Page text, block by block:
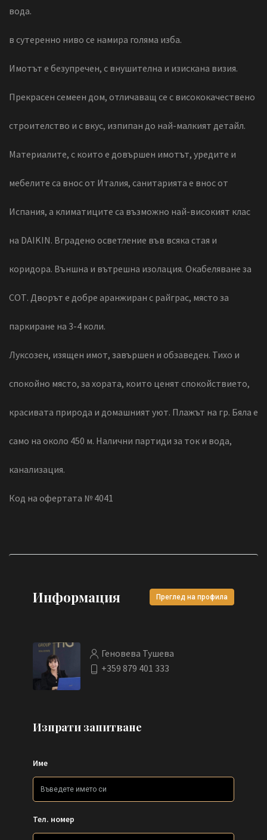
вода.
в сутеренно ниво се намира голяма изба.
Имотът е безупречен, с внушителна и изискана визия.
Прекрасен семеен дом, отличаващ се с висококачествено
строителство и с вкус, изпипан до най-малкият детайл.
Материалите, с които е довършен имотът, уредите и
мебелите са внос от Италия, санитарията е внос от
Испания, а климатиците са възможно най-високият клас
на DAIKIN. Вградено осветление във всяка стая и
коридора. Външна и вътрешна изолация. Окабеляване за
СОТ. Дворът е добре аранжиран с райграс, място за
паркиране на 3-4 коли.
Луксозен, изящен имот, завършен и обзаведен. Тихо и
спокойно място, за хората, които ценят спокойствието,
красивата природа и домашният уют. Плажът на гр. Бяла е
само на около 450 м. Налични партиди за ток и вода,
канализация.
Код на офертата № 4041
Информация Преглед на профила
Геновева Тушева
+359 879 401 333
Изпрати запитване
Име
Тел. номер